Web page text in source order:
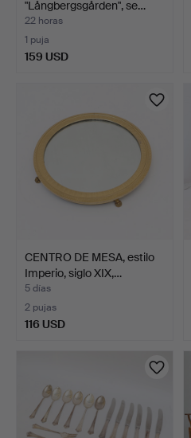
"Långbergsgården", se…
22 horas
1 puja
159 USD
CENTRO DE MESA, estilo
Imperio, siglo XIX,…
5 días
2 pujas
116 USD